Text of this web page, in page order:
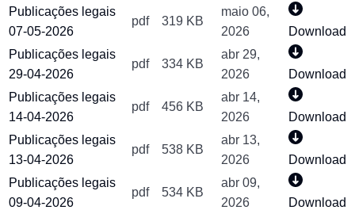
Publicações legais
07-05-2026
pdf 319 KB
maio 06,
2026
Download
Publicações legais
29-04-2026
pdf 334 KB
abr 29,
2026
Download
Publicações legais
14-04-2026
pdf 456 KB
abr 14,
2026
Download
Publicações legais
13-04-2026
pdf 538 KB
abr 13,
2026
Download
Publicações legais
09-04-2026
pdf 534 KB
abr 09,
2026
Download